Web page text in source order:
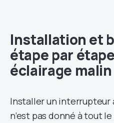
Installation et
étape par
éclairage malin
Installer un interrupteur
n’est pas donné à tout